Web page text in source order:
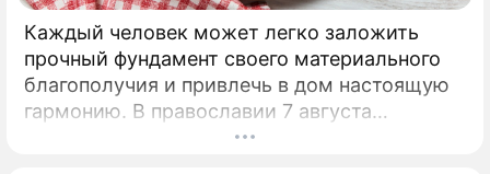
Каждый человек может легко заложить
прочный фундамент своего материального
благополучия и привлечь в дом настоящую
гармонию. В православии 7 августа
почитают память праведной Анны, матери